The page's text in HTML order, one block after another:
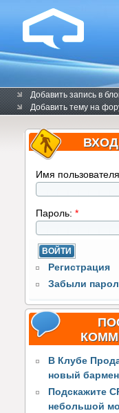
Добавить запись в
Добавить тему на
Имя
Пароль: *
Регистрация
Забыли
В Клубе
новый бармен
Подскажите
небольшой